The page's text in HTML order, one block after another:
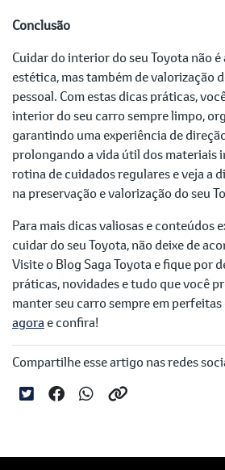
Conclusão
Cuidar do interior do seu Toyota não
estética, mas também de valorização
pessoal. Com estas dicas práticas,
interior do seu carro sempre limpo,
garantindo uma experiência de
prolongando a vida útil dos materiais
rotina de cuidados regulares e veja a
na preservação e valorização do seu
Para mais dicas valiosas e conteúdos
cuidar do seu Toyota, não deixe de
Visite o Blog Saga Toyota e fique por
práticas, novidades e tudo que você
manter seu carro sempre em
agorae confira!
Compartilhe esse artigo nas redes